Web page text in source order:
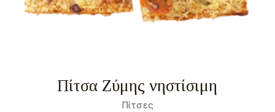
Πίτσα Ζύμης νηστίσιμη
Πίτσες
ΝΑ ΕΠΙΤΡΈΠΟΝΤΑΙ ΌΛΑ